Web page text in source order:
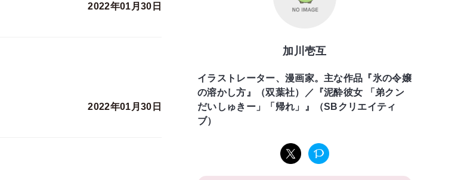
2022年01月30日
2022年01月30日
加川壱互
イラストレーター、漫画家。主な作品『氷の令嬢
の溶かし方』（双葉社）／『泥酔彼女 「弟クン
だいしゅきー」「帰れ」』（SBクリエイティ
ブ）